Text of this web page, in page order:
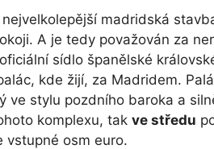
madridská
A je tedy považován za
sídlo španělské
kde žijí, za Madridem.
ve stylu pozdního baroka a
komplexu, tak ve středu
vstupné osm euro.